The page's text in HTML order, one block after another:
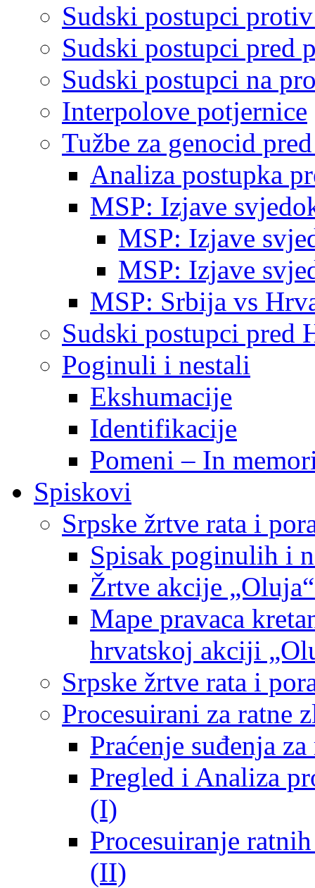
Sudski postupci
Sudski postupci pred
Sudski postupci na
Interpolove potjernice
Tužbe za genocid
Analiza postupka
MSP: Izjave
MSP: Izjave
MSP: Izjave
MSP: Srbija vs
Sudski postupci pred
Poginuli i nestali
Ekshumacije
Identifikacije
Pomeni – In
Spiskovi
Srpske žrtve rata i
Spisak poginulih i
Žrtve akcije
Mape pravaca
hrvatskoj akciji
Srpske žrtve rata i
Procesuirani za ratne
Praćenje suđenja
Pregled i Analiza
(I)
Procesuiranje
(II)